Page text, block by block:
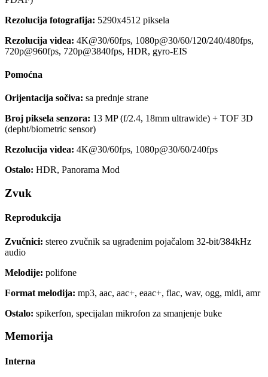
Rezolucija fotografija: 5290x4512 piksela
Rezolucija videa: 4K@30/60fps, 1080p@30/60/120/240/480fps,
720p@960fps, 720p@3840fps, HDR, gyro-EIS
Pomoćna
Orijentacija sočiva: sa prednje strane
Broj piksela senzora: 13 MP (f/2.4, 18mm ultrawide) + TOF 3D
(depht/biometric sensor)
Rezolucija videa: 4K@30/60fps, 1080p@30/60/240fps
Ostalo: HDR, Panorama Mod
Zvuk
Reprodukcija
Zvučnici: stereo zvučnik sa ugrađenim pojačalom 32-bit/384kHz
audio
Melodije: polifone
Format melodija: mp3, aac, aac+, eaac+, flac, wav, ogg, midi, amr
Ostalo: spikerfon, specijalan mikrofon za smanjenje buke
Memorija
Interna